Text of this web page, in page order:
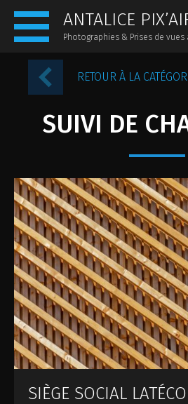
ANTALICE
Photographies & Prises de
ACCUEIL
PRÉSENTATION
ACTUALITÉS
PHOTOS AU SOL
PANORAMIQUES 360
VIDÉOS
TIMELAPSE
CONTACT
ILS NOUS FONT CONFIANCE
RETOUR À LA
SUIVI DE
SIÈGE SOCIAL